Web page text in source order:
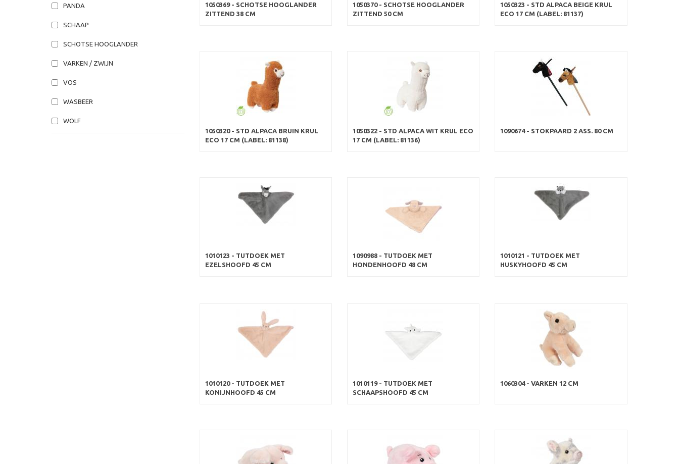
PANDA
SCHAAP
SCHOTSE HOOGLANDER
VARKEN / ZWIJN
VOS
WASBEER
WOLF
1050369 - SCHOTSE HOOGLANDER
ZITTEND 38 CM
1050370 - SCHOTSE HOOGLANDER
ZITTEND 50 CM
1050323 - STD ALPACA BEIGE KRUL
ECO 17 CM (LABEL: 81137)
1050320 - STD ALPACA BRUIN KRUL
ECO 17 CM (LABEL: 81138)
1050322 - STD ALPACA WIT KRUL ECO
17 CM (LABEL: 81136)
1090674 - STOKPAARD 2 ASS. 80 CM
1010123 - TUTDOEK MET
EZELSHOOFD 45 CM
1090988 - TUTDOEK MET
HONDENHOOFD 48 CM
1010121 - TUTDOEK MET
HUSKYHOOFD 45 CM
1010120 - TUTDOEK MET
KONIJNHOOFD 45 CM
1010119 - TUTDOEK MET
SCHAAPSHOOFD 45 CM
1060304 - VARKEN 12 CM